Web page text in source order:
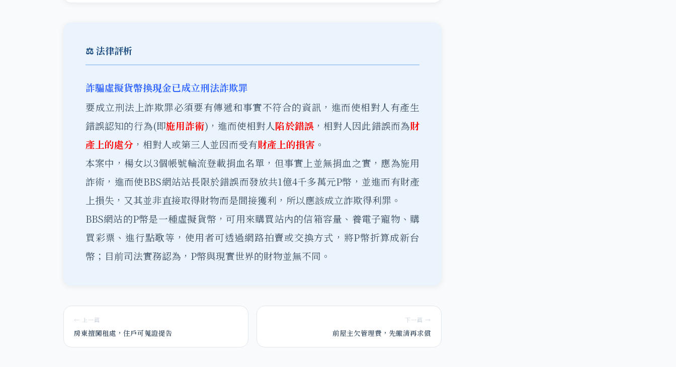
⚖️ 法律評析
詐騙虛擬貨幣換現金已成立刑法詐欺罪
要成立刑法上詐欺罪必須要有傳遞和事實不符合的資訊，進而使相對人有產生
錯誤認知的行為(即施用詐術)，進而使相對人陷於錯誤，相對人因此錯誤而為財
產上的處分 ，相對人或第三人並因而受有財產上的損害 。
本案中，楊女以3個帳號輪流登載捐血名單，但事實上並無捐血之實，應為施用
詐術，進而使BBS網站站長限於錯誤而發放共1億4千多萬元P幣，並進而有財產
上損失，又其並非直接取得財物而是間接獲利，所以應該成立詐欺得利罪。
BBS網站的P幣是一種虛擬貨幣，可用來購買站內的信箱容量、養電子寵物、購
買彩票、進行點歌等，使用者可透過網路拍賣或交換方式，將P幣折算成新台
幣；目前司法實務認為，P幣與現實世界的財物並無不同。
← 上一篇
房東擅闖租處，住戶可蒐證提告
下一篇 →
前屋主欠管理費，先繳清再求償